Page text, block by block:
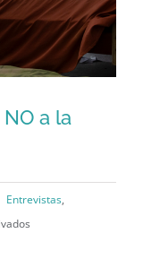
cacerolazo
es
algo
hermoso,
que
cosa
NO a la
a la
Entrevistas,